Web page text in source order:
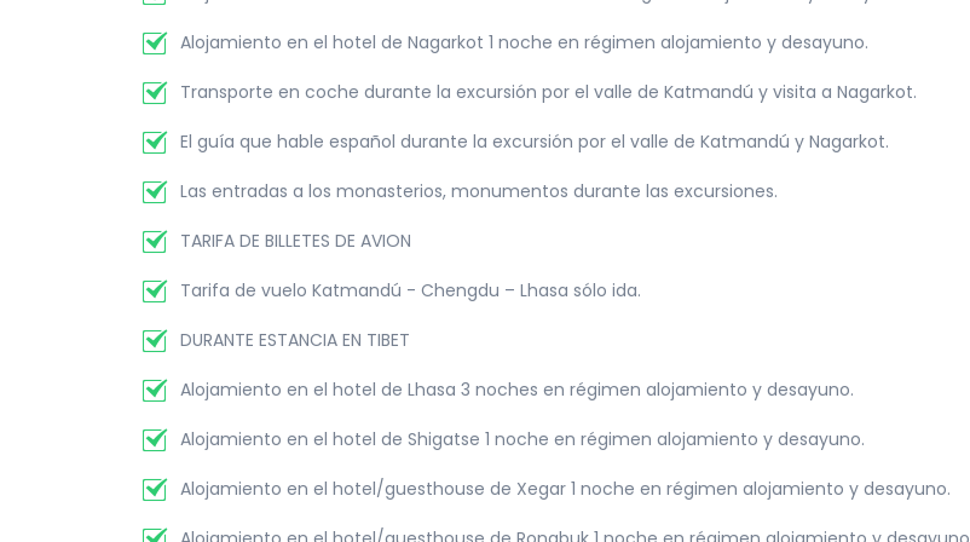
Alojamiento en el hotel de Nagarkot 1 noche en régimen alojamiento y desayuno.
Transporte en coche durante la excursión por el valle de Katmandú y visita a Nagarkot.
El guía que hable español durante la excursión por el valle de Katmandú y Nagarkot.
Las entradas a los monasterios, monumentos durante las excursiones.
TARIFA DE BILLETES DE AVION
Tarifa de vuelo Katmandú - Chengdu – Lhasa sólo ida.
DURANTE ESTANCIA EN TIBET
Alojamiento en el hotel de Lhasa 3 noches en régimen alojamiento y desayuno.
Alojamiento en el hotel de Shigatse 1 noche en régimen alojamiento y desayuno.
Alojamiento en el hotel/guesthouse de Xegar 1 noche en régimen alojamiento y desayuno.